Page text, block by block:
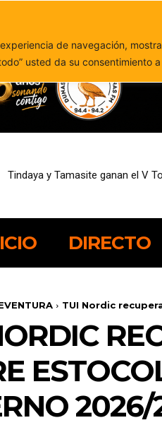
de navegación,
usted da su consentimiento
Tindaya y Tamasite ganan el V
Kylie Belloeuvre y Francesco
DIRECTO
TUI Nordic
2026/